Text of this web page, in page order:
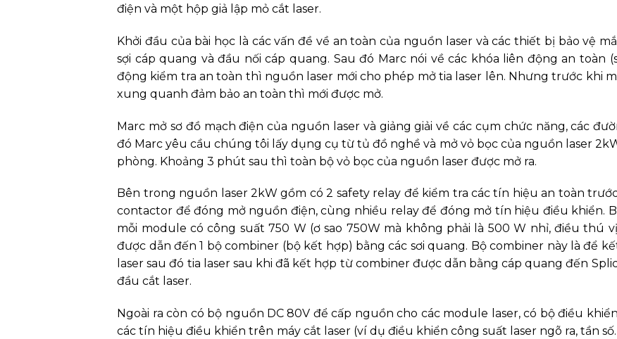
điện và một hộp giả lập mỏ cắt laser.
Khởi đầu của bài học là các vấn đề về an toàn của nguồn laser và các thiết bị bảo vệ
sợi cáp quang và đầu nối cáp quang. Sau đó Marc nói về các khóa liên động an toàn
động kiểm tra an toàn thì nguồn laser mới cho phép mở tia laser lên. Nhưng trước khi
xung quanh đảm bảo an toàn thì mới được mở.
Marc mở sơ đồ mạch điện của nguồn laser và giảng giải về các cụm chức năng, các
đó Marc yêu cầu chúng tôi lấy dụng cụ từ tủ đồ nghề và mở vỏ bọc của nguồn laser
phòng. Khoảng 3 phút sau thì toàn bộ vỏ bọc của nguồn laser được mở ra.
Bên trong nguồn laser 2kW gồm có 2 safety relay để kiểm tra các tín hiệu an toàn
contactor để đóng mở nguồn điện, cùng nhiều relay để đóng mở tín hiệu điều khiển.
mỗi module có công suất 750 W (ơ sao 750W mà không phải là 500 W nhỉ, điều thú
được dẫn đến 1 bộ combiner (bộ kết hợp) bằng các sơi quang. Bộ combiner này là để
laser sau đó tia laser sau khi đã kết hợp từ combiner được dẫn bằng cáp quang đến
đầu cắt laser.
Ngoài ra còn có bộ nguồn DC 80V để cấp nguồn cho các module laser, có bộ điều
các tín hiệu điều khiển trên máy cắt laser (ví dụ điều khiển công suất laser ngõ ra, tần